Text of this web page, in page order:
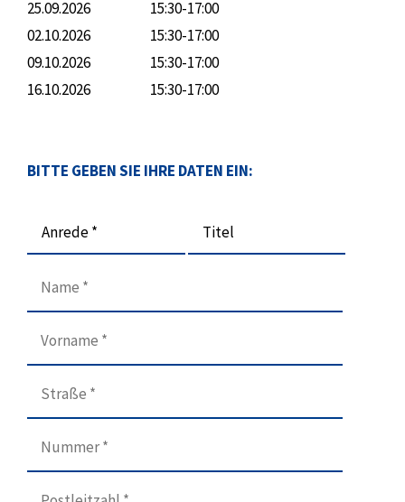
25.09.2026
15:30-17:00
02.10.2026
15:30-17:00
09.10.2026
15:30-17:00
16.10.2026
15:30-17:00
BITTE GEBEN SIE IHRE DATEN EIN:
Anrede * Titel